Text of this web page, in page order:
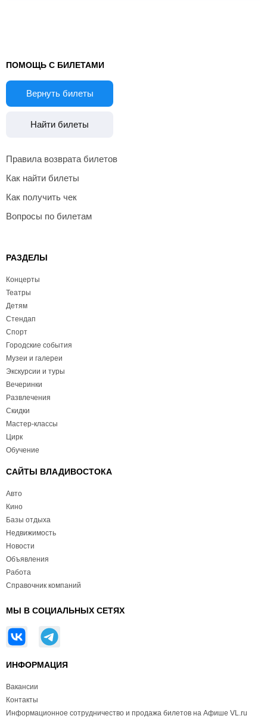
ПОМОЩЬ С БИЛЕТАМИ
Вернуть билеты
Найти билеты
Правила возврата билетов
Как найти билеты
Как получить чек
Вопросы по билетам
РАЗДЕЛЫ
Концерты
Театры
Детям
Стендап
Спорт
Городские события
Музеи и галереи
Экскурсии и туры
Вечеринки
Развлечения
Скидки
Мастер-классы
Цирк
Обучение
САЙТЫ ВЛАДИВОСТОКА
Авто
Кино
Базы отдыха
Недвижимость
Новости
Объявления
Работа
Справочник компаний
МЫ В СОЦИАЛЬНЫХ СЕТЯХ
ИНФОРМАЦИЯ
Вакансии
Контакты
Информационное сотрудничество и продажа билетов на Афише VL.ru